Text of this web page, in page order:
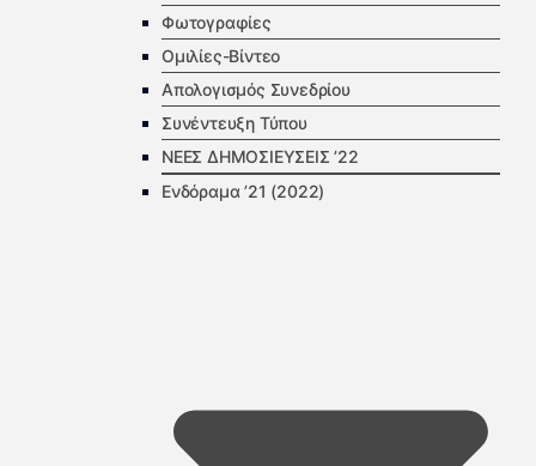
Φωτογραφίες
Ομιλίες-Βίντεο
Απολογισμός Συνεδρίου
Συνέντευξη Τύπου
ΝΕΕΣ ΔΗΜΟΣΙΕΥΣΕΙΣ ’22
Ενδόραμα ’21 (2022)